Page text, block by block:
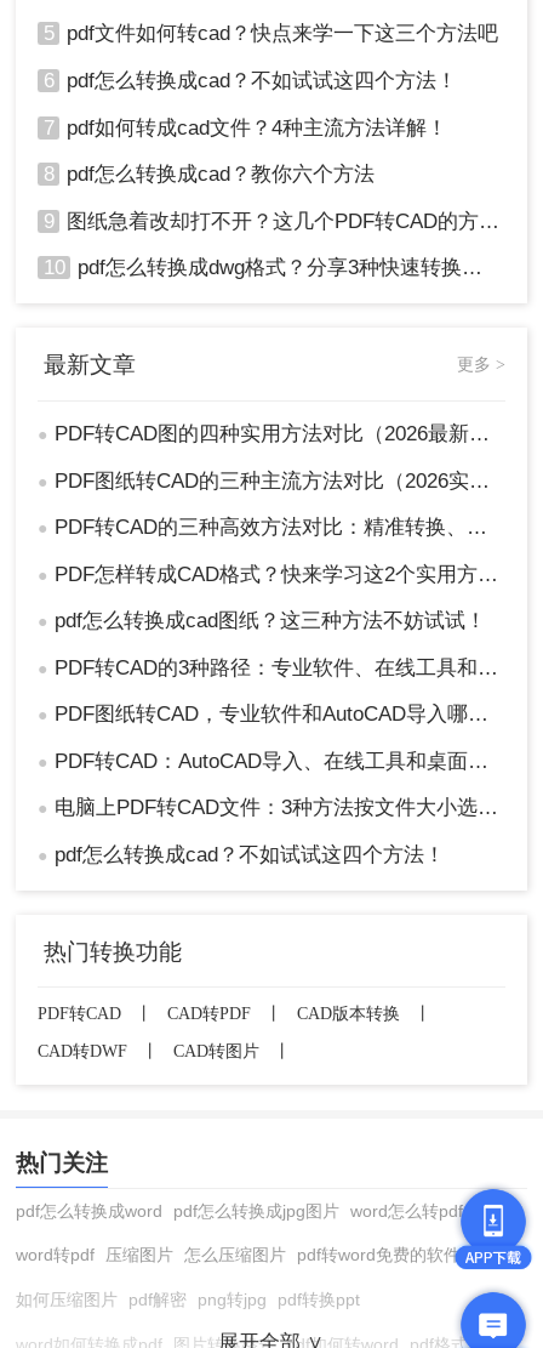
5 pdf文件如何转cad？快点来学一下这三个方法吧
6 pdf怎么转换成cad？不如试试这四个方法！
7 pdf如何转成cad文件？4种主流方法详解！
8 pdf怎么转换成cad？教你六个方法
9 图纸急着改却打不开？这几个PDF转CAD的方法真管用！
10 pdf怎么转换成dwg格式？分享3种快速转换方法！
最新文章 更多 >
● PDF转CAD图的四种实用方法对比（2026最新版）：按需选择，效率至上！
● PDF图纸转CAD的三种主流方法对比（2026实用版）：选对工具效率翻倍！
● PDF转CAD的三种高效方法对比：精准转换、可编辑、保图层！
● PDF怎样转成CAD格式？快来学习这2个实用方法吧！
● pdf怎么转换成cad图纸？这三种方法不妨试试！
● PDF转CAD的3种路径：专业软件、在线工具和专用转换器各适合谁！
● PDF图纸转CAD，专业软件和AutoCAD导入哪个更合适！
● PDF转CAD：AutoCAD导入、在线工具和桌面软件，哪个更适合你！
● 电脑上PDF转CAD文件：3种方法按文件大小选，大的别用在线工具！
● pdf怎么转换成cad？不如试试这四个方法！
热门转换功能
PDF转CAD CAD转PDF CAD版本转换
CAD转DWF
CAD转图片
热门关注
pdf怎么转换成word pdf怎么转换成jpg图片 word怎么转pdf
word转pdf 压缩图片 怎么压缩图片 pdf转word免费的软件
如何压缩图片 pdf解密 png转jpg pdf转换ppt
展开全部 ∨